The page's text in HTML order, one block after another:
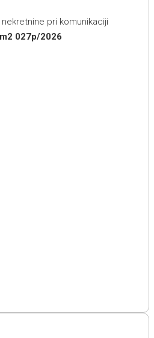
pri komunikaciji
027p/2026